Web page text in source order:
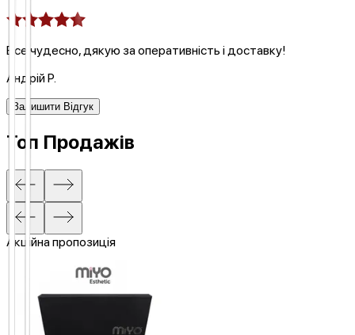
Все чудесно, дякую за оперативність і доставку!
Андрій Р.
Залишити Відгук
Топ Продажів
Акційна пропозиція